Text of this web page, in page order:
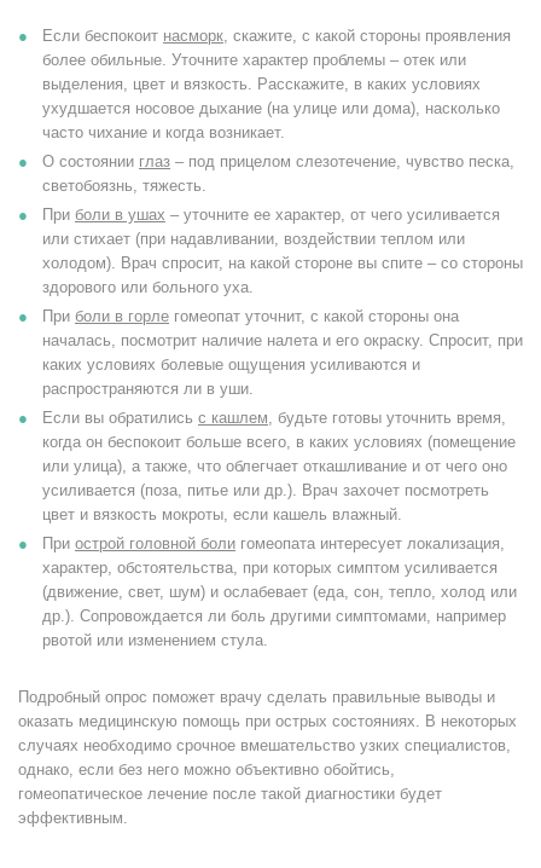
Если беспокоит насморк, скажите, с какой стороны проявления
более обильные. Уточните характер проблемы – отек или
выделения, цвет и вязкость. Расскажите, в каких условиях
ухудшается носовое дыхание (на улице или дома), насколько
часто чихание и когда возникает.
О состоянии глаз – под прицелом слезотечение, чувство песка,
светобоязнь, тяжесть.
При боли в ушах – уточните ее характер, от чего усиливается
или стихает (при надавливании, воздействии теплом или
холодом). Врач спросит, на какой стороне вы спите – со стороны
здорового или больного уха.
При боли в горле гомеопат уточнит, с какой стороны она
началась, посмотрит наличие налета и его окраску. Спросит, при
каких условиях болевые ощущения усиливаются и
распространяются ли в уши.
Если вы обратились с кашлем, будьте готовы уточнить время,
когда он беспокоит больше всего, в каких условиях (помещение
или улица), а также, что облегчает откашливание и от чего оно
усиливается (поза, питье или др.). Врач захочет посмотреть
цвет и вязкость мокроты, если кашель влажный.
При острой головной боли гомеопата интересует локализация,
характер, обстоятельства, при которых симптом усиливается
(движение, свет, шум) и ослабевает (еда, сон, тепло, холод или
др.). Сопровождается ли боль другими симптомами, например
рвотой или изменением стула.
Подробный опрос поможет врачу сделать правильные выводы и
оказать медицинскую помощь при острых состояниях. В некоторых
случаях необходимо срочное вмешательство узких специалистов,
однако, если без него можно объективно обойтись,
гомеопатическое лечение после такой диагностики будет
эффективным.